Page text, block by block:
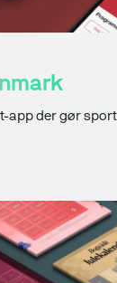
app der gør